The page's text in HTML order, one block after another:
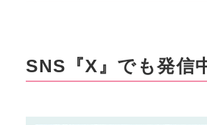
SNS『X』でも発信